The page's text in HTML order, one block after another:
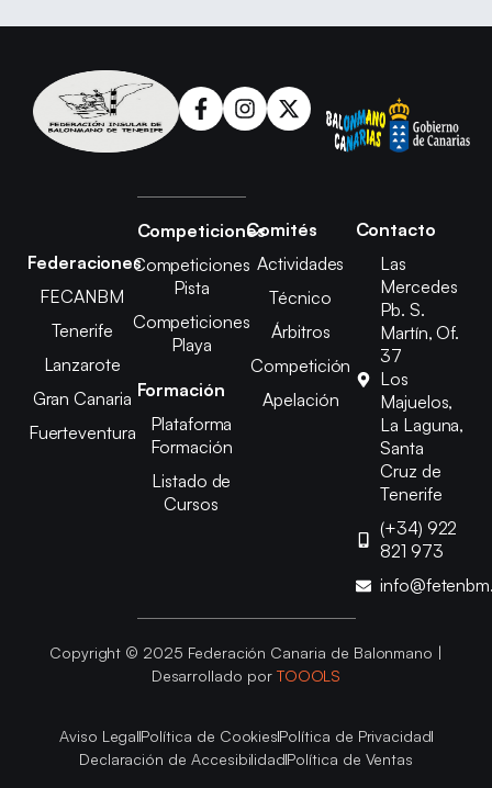
Federaciones
FECANBM
Tenerife
Lanzarote
Gran Canaria
Fuerteventura
Competiciones
Competiciones
Pista
Competiciones
Playa
Formación
Plataforma
Formación
Listado de
Cursos
Comités
Actividades
Técnico
Árbitros
Competición
Apelación
Contacto
Las
Mercedes
Pb. S.
Martín, Of.
37
Los
Majuelos,
La Laguna,
Santa
Cruz de
Tenerife
(+34) 922
821 973
Copyright © 2025 Federación Canaria de Balonmano |
Desarrollado por TOOOLS
Aviso LegalPolítica de CookiesPolítica de Privacidad
Declaración de AccesibilidadPolítica de Ventas